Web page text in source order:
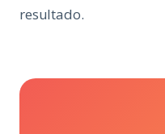
resultado.